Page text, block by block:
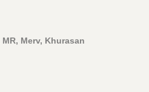
MR, Merv, Khurasan